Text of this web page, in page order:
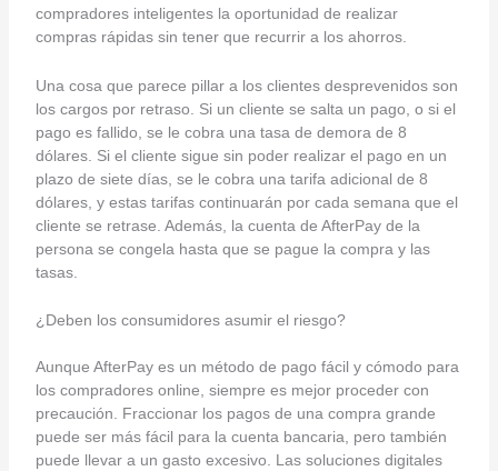
compradores inteligentes la oportunidad de realizar
compras rápidas sin tener que recurrir a los ahorros.
Una cosa que parece pillar a los clientes desprevenidos son
los cargos por retraso. Si un cliente se salta un pago, o si el
pago es fallido, se le cobra una tasa de demora de 8
dólares. Si el cliente sigue sin poder realizar el pago en un
plazo de siete días, se le cobra una tarifa adicional de 8
dólares, y estas tarifas continuarán por cada semana que el
cliente se retrase. Además, la cuenta de AfterPay de la
persona se congela hasta que se pague la compra y las
tasas.
¿Deben los consumidores asumir el riesgo?
Aunque AfterPay es un método de pago fácil y cómodo para
los compradores online, siempre es mejor proceder con
precaución. Fraccionar los pagos de una compra grande
puede ser más fácil para la cuenta bancaria, pero también
puede llevar a un gasto excesivo. Las soluciones digitales